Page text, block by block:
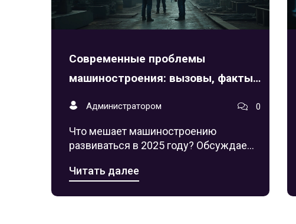
Современные проблемы
машиностроения: вызовы, факты
и пути их преодоления
Администратором 0
Что мешает машиностроению
развиваться в 2025 году? Обсуждаем
автоматизацию и острые
Читать далее